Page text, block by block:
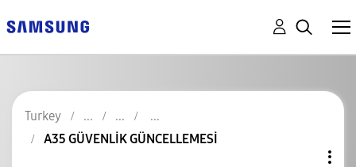
Turkey
A35 GÜVENLİK GÜNCELLEMESİ